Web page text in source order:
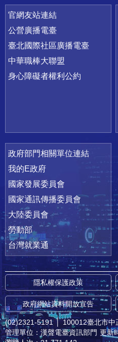
官網友站連結
公營廣播電臺
臺北國際社區廣播電臺
中華職棒大聯盟
身心障礙者權利公約
政府部門相關單位連結
我的E政府
國家發展委員會
國家通訊傳播委員會
大陸委員會
勞動部
台灣就業通
隱私權保護政策
政府網站資料開放宣告
(02)2321-5191 │ 100012臺北市中
管理單位：漢聲電臺資訊部門 更新